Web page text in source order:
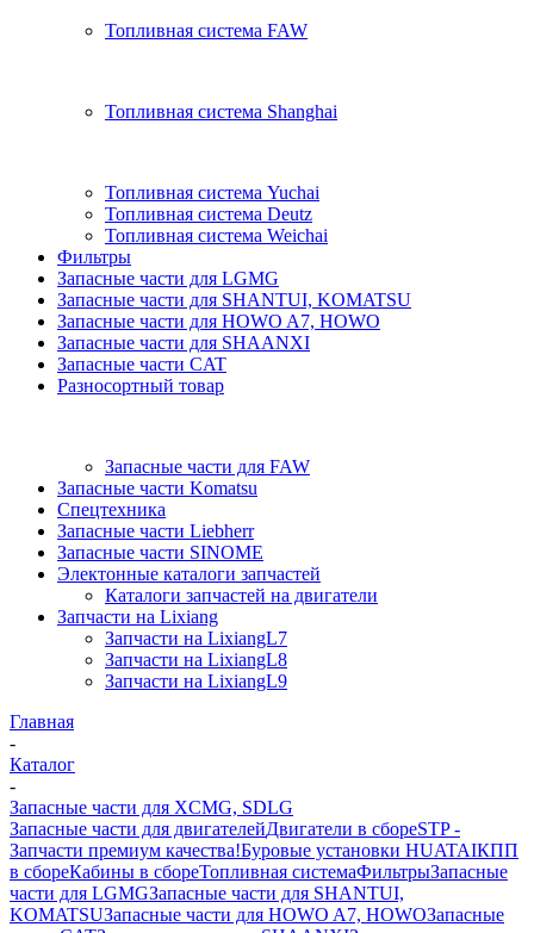
Топливная система FAW
Топливная система Shanghai
Топливная система Yuchai
Топливная система Deutz
Топливная система Weichai
Фильтры
Запасные части для LGMG
Запасные части для SHANTUI, KOMATSU
Запасные части для HOWO A7, HOWO
Запасные части для SHAANXI
Запасные части CAT
Разносортный товар
Запасные части для FAW
Запасные части Komatsu
Спецтехника
Запасные части Liebherr
Запасные части SINOME
Электонные каталоги запчастей
Каталоги запчастей на двигатели
Запчасти на Lixiang
Запчасти на LixiangL7
Запчасти на LixiangL8
Запчасти на LixiangL9
Главная
-
Каталог
-
Запасные части для XCMG, SDLG
Запасные части для двигателейДвигатели в сбореSTP -
Запчасти премиум качества!Буровые установки HUATAIКПП
в сбореКабины в сбореТопливная системаФильтрыЗапасные
части для LGMGЗапасные части для SHANTUI,
KOMATSUЗапасные части для HOWO A7, HOWOЗапасные